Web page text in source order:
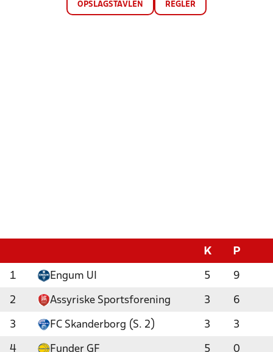
OPSLAGSTAVLEN REGLER
K P
1 Engum UI 5 9
2 Assyriske Sportsforening 3 6
3 FC Skanderborg (S. 2) 3 3
4 Funder GF 5 0